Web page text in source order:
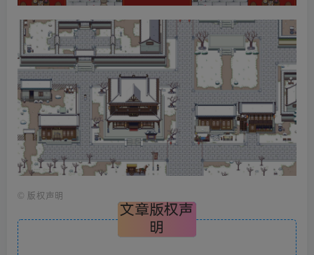
© 版权声明
文章版权声
明